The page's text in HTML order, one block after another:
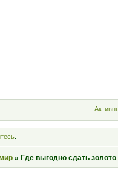
.
»Где выгодно сдать золото